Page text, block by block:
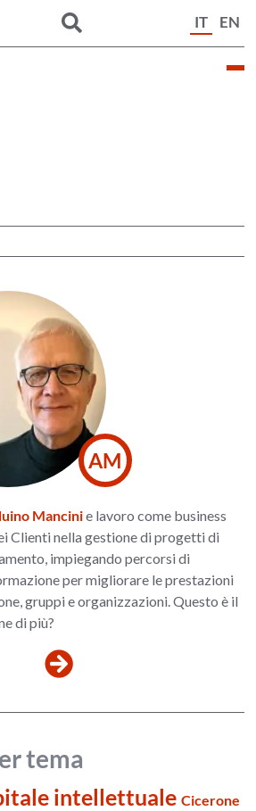
IT EN
AM
Mancinie lavoro come business
Clienti nella gestione di progetti di
impiegando percorsi di
per migliorare le prestazioni
gruppi e organizzazioni. Questo è il
di più?
tema
intellettuale Cicerone